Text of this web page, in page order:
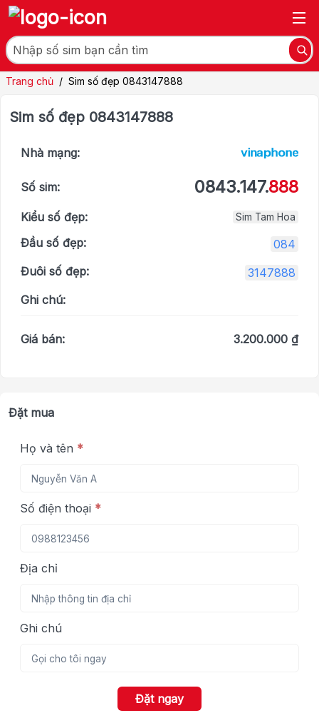
Trang chủ / Sim số đẹp 0843147888
Sim số đẹp 0843147888
Nhà mạng:
Số sim: 0843.147.888
Kiểu số đẹp: Sim Tam Hoa
Đầu số đẹp:
084
Đuôi số đẹp:
3147888
Ghi chú:
Giá bán: 3.200.000 ₫
Đặt mua
Họ và tên *
Số điện thoại *
Địa chỉ
Ghi chú
Đặt ngay